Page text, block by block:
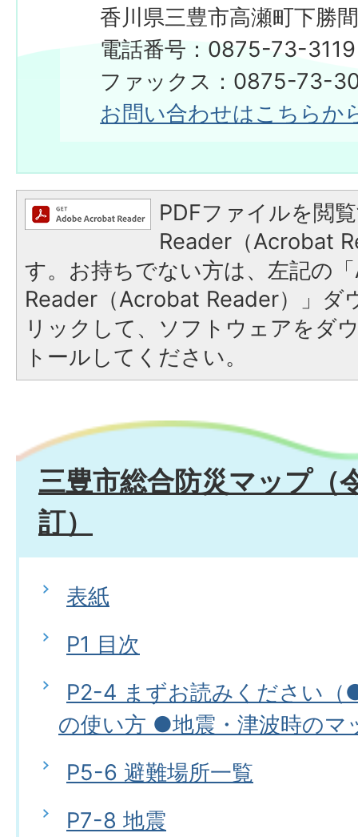
香川県三豊市高瀬町下勝
電話番号：0875-73-3119
ファックス：0875-73-
お問い合わせはこちらか
PDFファイルを閲
Reader（Acrobat
す。お持ちでない方は、左記の
Reader（Acrobat Reader）」ダ
リックして、ソフトウェアをダ
トールしてください。
三豊市総合防災マップ（
訂）
表紙
P1 目次
P2-4 まずお読みください（
の使い方 ●地震・津波時のマ
P5-6 避難場所一覧
P7-8 地震